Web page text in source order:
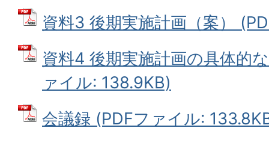
資料3 後期実施計画（案）
資料4 後期実施計画の具体的
ァイル: 138.9KB)
会議録 (PDFファイル: